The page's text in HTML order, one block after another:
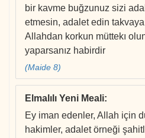
bir kavme buğzunuz sizi
etmesin, adalet edin
Allahdan korkun müttekı
yaparsanız habirdir
(Maide 8)
Elmalılı Yeni Meali:
Ey iman edenler, Allah için
hakimler, adalet örneği